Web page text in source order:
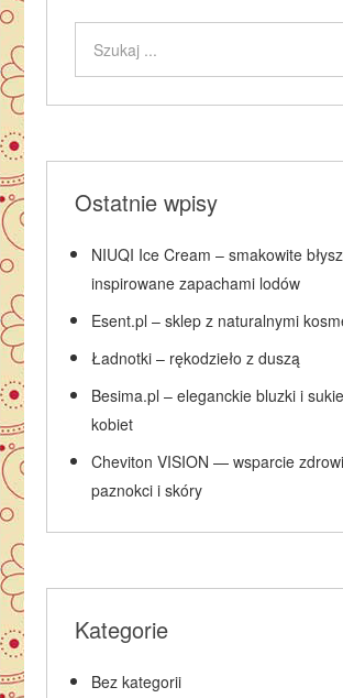
Ostatnie wpisy
NIUQI Ice Cream – smakowite
inspirowane zapachami lodów
Esent.pl – sklep z naturalnymi
Ładnotki – rękodzieło z duszą
Besima.pl – eleganckie bluzki i
kobiet
Cheviton VISION — wsparcie
paznokci i skóry
Kategorie
Bez kategorii